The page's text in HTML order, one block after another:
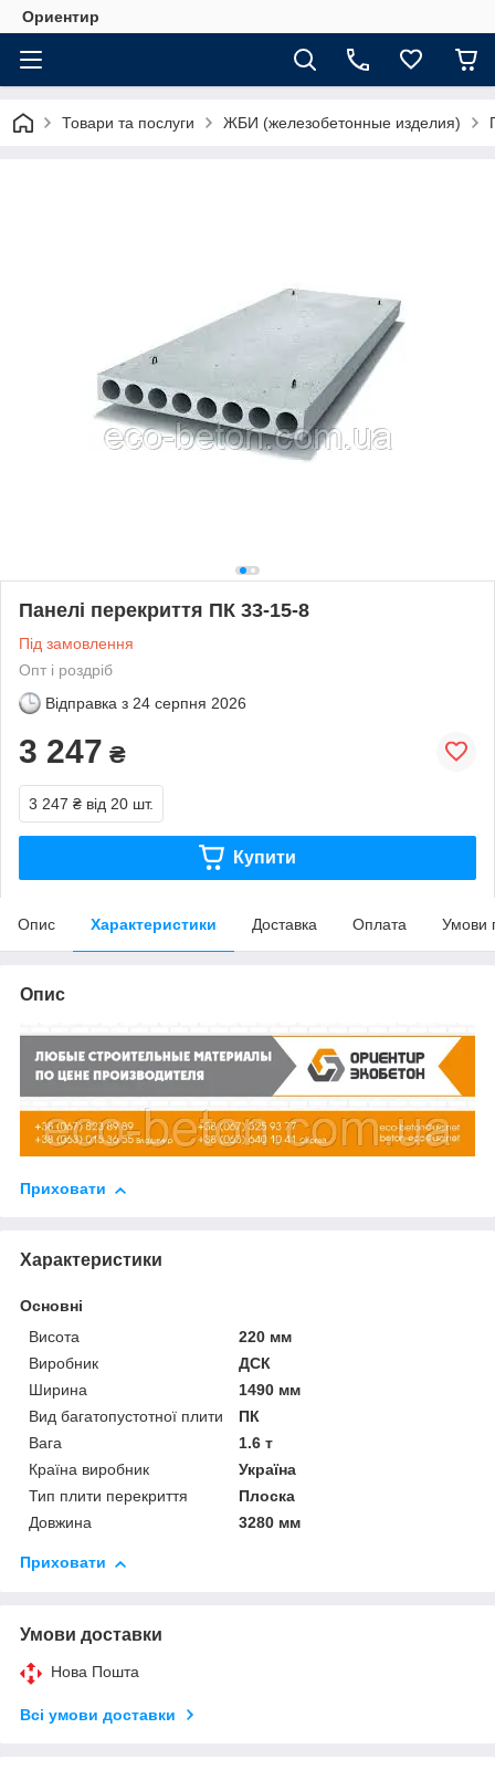
Ориентир
Товари та послуги ЖБИ (железобетонные изделия)
Панелі перекриття ПК 33-15-8
Під замовлення
Опт і роздріб
Відправка з 24 серпня 2026
3 247 ₴
3 247 ₴ від 20 шт.
Купити
Опис Характеристики Доставка Оплата Умови
Опис
Приховати
Характеристики
Основні
Висота
220 мм
Виробник
ДСК
Ширина
1490 мм
Вид багатопустотної плити
ПК
Вага
1.6 т
Країна виробник
Україна
Тип плити перекриття
Плоска
Довжина
3280 мм
Приховати
Умови доставки
Нова Пошта
Всі умови доставки